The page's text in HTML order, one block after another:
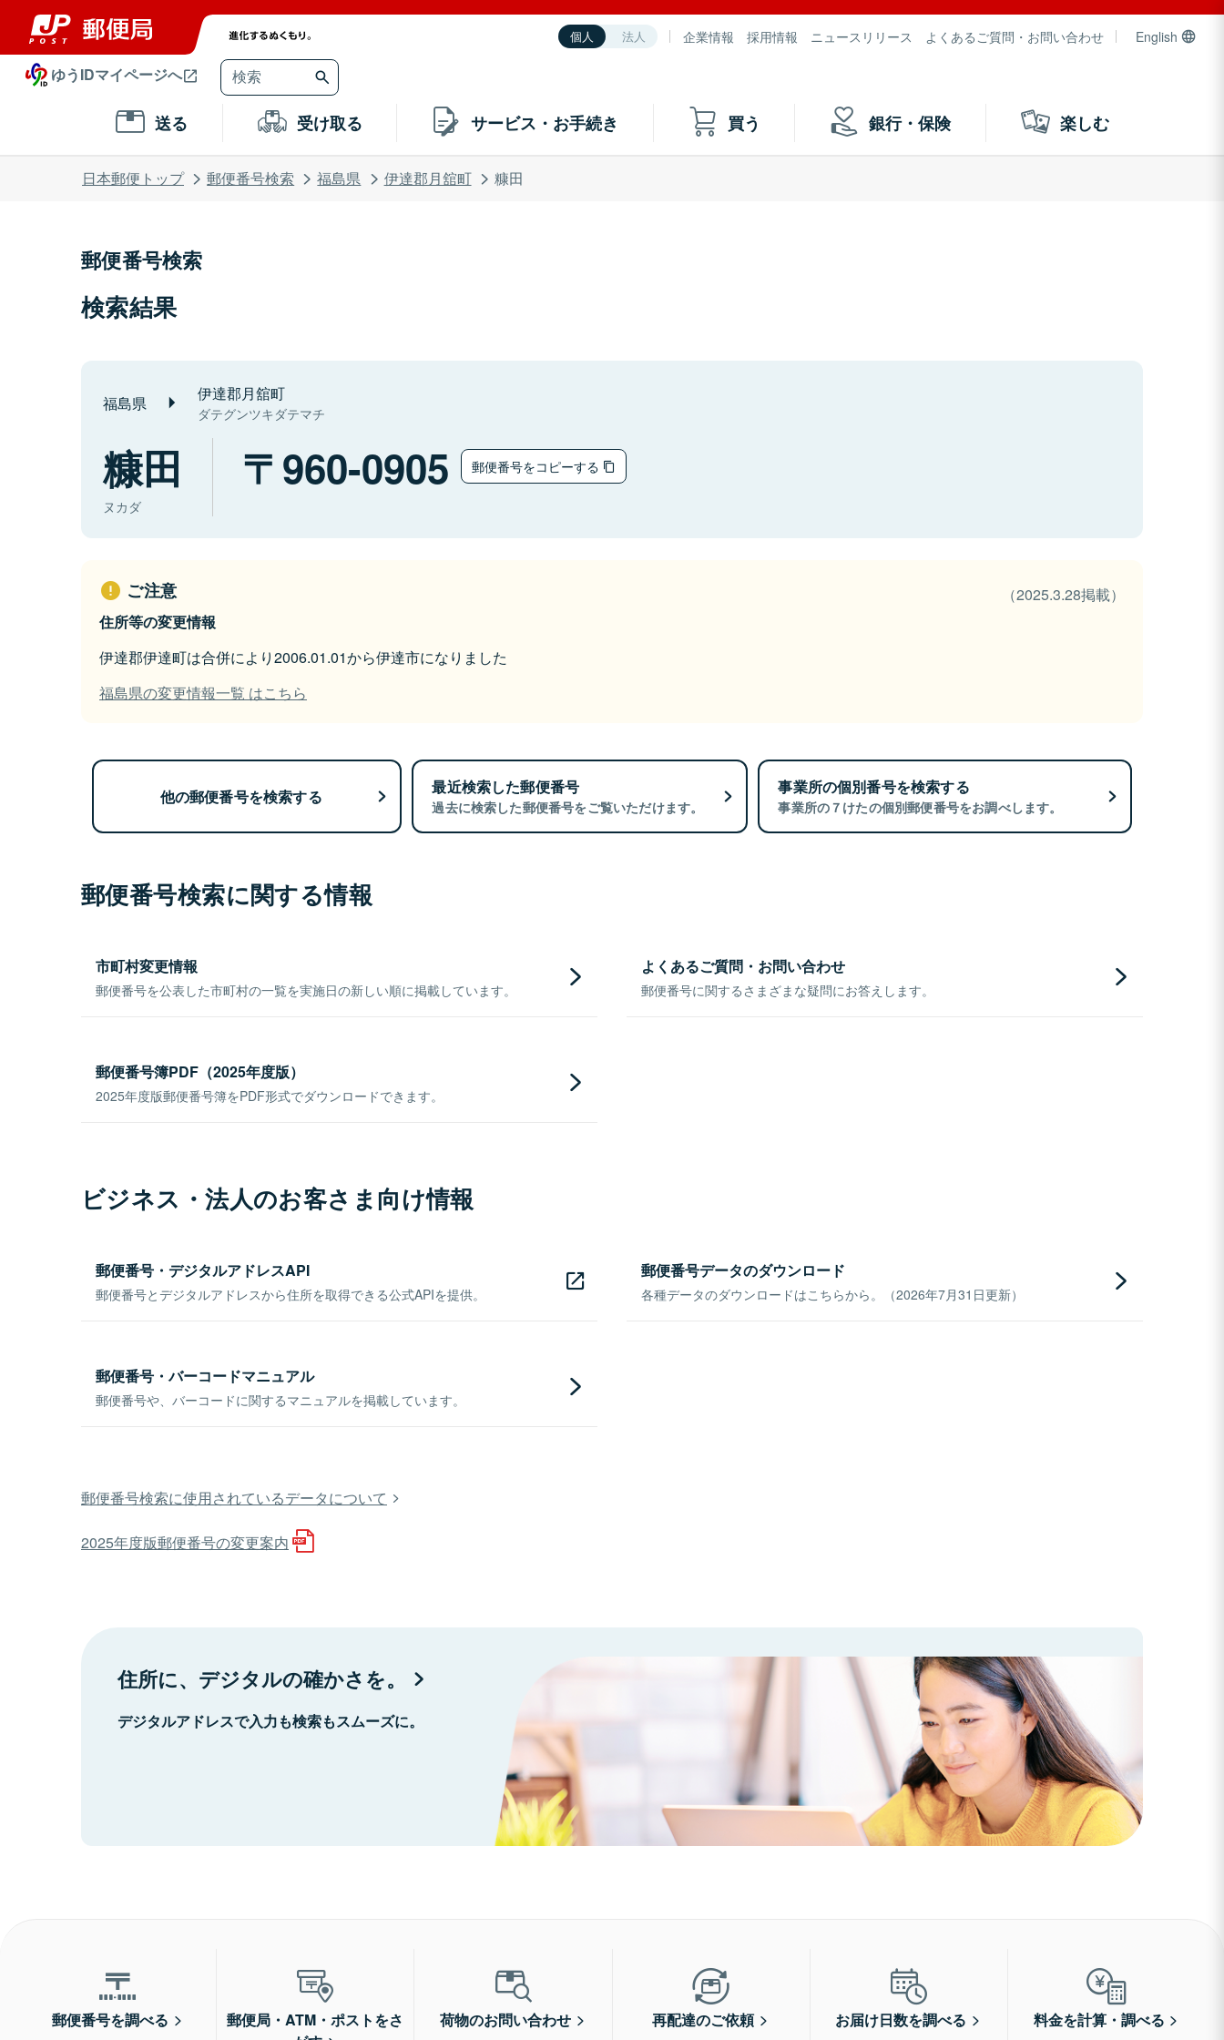
個人 法人 企業情報 採用情報 ニュースリリース よくあるご質問・お問い合わせ English
ゆうIDマイページへ
送る 受け取る サービス・お手続き 買う 銀行・保険 楽しむ
日本郵便トップ 郵便番号検索 福島県 伊達郡月舘町 糠田
郵便番号検索
検索結果
福島県 伊達郡月舘町
ダテグンツキダテマチ
糠田
ヌカダ
960-0905 郵便番号をコピーする
ご注意
（2025.3.28掲載）
住所等の変更情報
伊達郡伊達町は合併により2006.01.01から伊達市になりました
福島県の変更情報一覧 はこちら
他の郵便番号を検索する 最近検索した郵便番号
過去に検索した郵便番号をご覧いただけます。
事業所の個別番号を検索する
事業所の７けたの個別郵便番号をお調べします。
郵便番号検索に関する情報
市町村変更情報
郵便番号を公表した市町村の一覧を実施日の新しい順に掲載しています。
よくあるご質問・お問い合わせ
郵便番号に関するさまざまな疑問にお答えします。
郵便番号簿PDF（2025年度版）
2025年度版郵便番号簿をPDF形式でダウンロードできます。
ビジネス・法人のお客さま向け情報
郵便番号・デジタルアドレスAPI
郵便番号とデジタルアドレスから住所を取得できる公式APIを提供。
郵便番号データのダウンロード
各種データのダウンロードはこちらから。（2026年7月31日更新）
郵便番号・バーコードマニュアル
郵便番号や、バーコードに関するマニュアルを掲載しています。
郵便番号検索に使用されているデータについて
2025年度版郵便番号の変更案内
住所に、デジタルの確かさを。
デジタルアドレスで入力も検索もスムーズに。
郵便番号を調べる
郵便局・ATM・ポストをさ
荷物のお問い合わせ 再配達のご依頼 お届け日数を調べる 料金を計算・調べる